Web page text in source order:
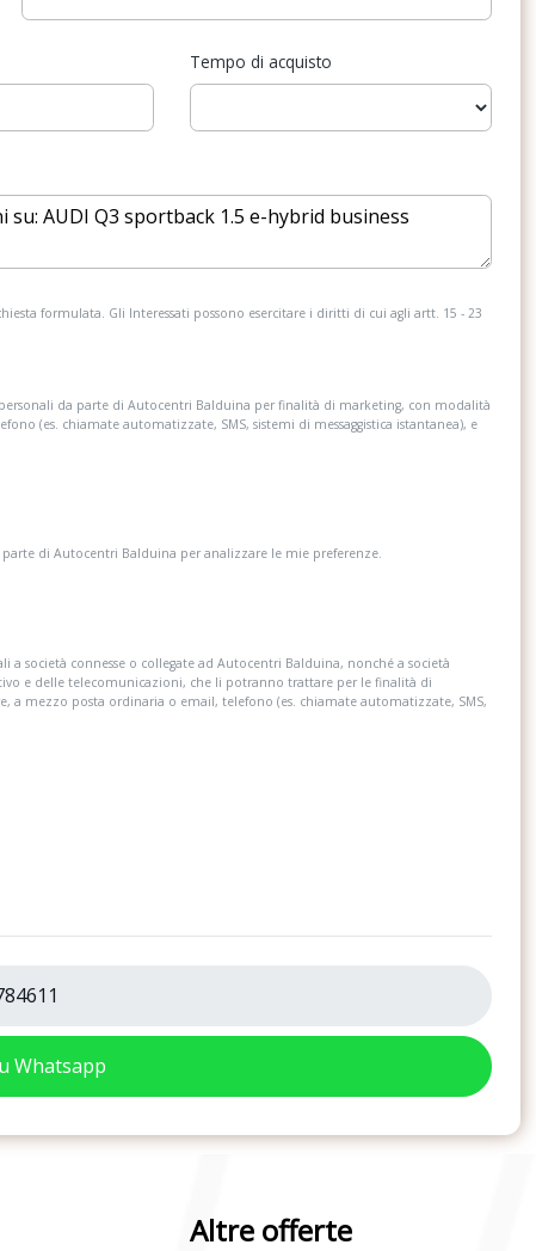
Tempo di acquisto
formulata. Gli Interessati possono esercitare i diritti di cui agli artt. 15 - 23
da parte di Autocentri Balduina per finalità di marketing, con modalità
(es. chiamate automatizzate, SMS, sistemi di messaggistica istantanea), e
di Autocentri Balduina per analizzare le mie preferenze.
società connesse o collegate ad Autocentri Balduina, nonché a società
e delle telecomunicazioni, che li potranno trattare per le finalità di
mezzo posta ordinaria o email, telefono (es. chiamate automatizzate, SMS,
Whatsapp
Altre offerte